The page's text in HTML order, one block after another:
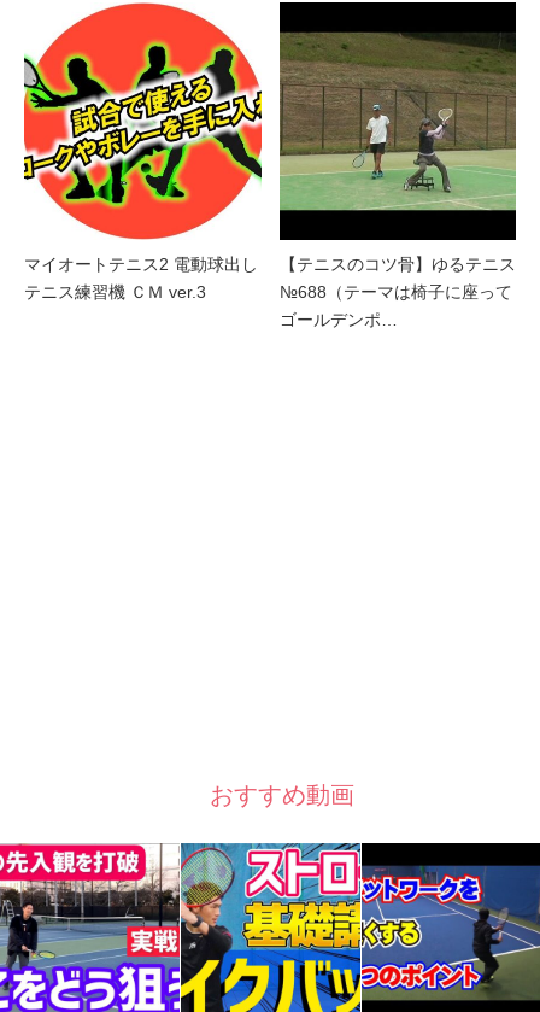
マイオートテニス2 電動球出し
テニス練習機 ＣＭ ver.3
【テニスのコツ骨】ゆるテニス
№688（テーマは椅子に座って
ゴールデンポ…
おすすめ動画